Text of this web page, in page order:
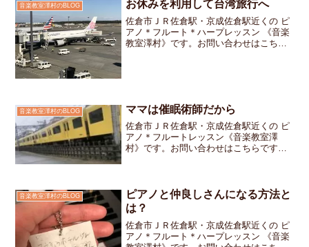
音楽教室澤村のBLOG お休みを利用して台湾旅行へ
佐倉市ＪＲ佐倉駅・京成佐倉駅近くの ピ
アノ＊フルート＊ハープレッスン 《音楽
教室澤村》です。お問い合わせはこちら
音楽教室澤村のBLOG ママは催眠術師だから
佐倉市ＪＲ佐倉駅・京成佐倉駅近くの ピ
アノ＊フルートレッスン《音楽教室澤
村》です。お問い合わせはこちらです先
風景を眺めているとママが...
音楽教室澤村のBLOG
ピアノと仲良しさんになる方法と
は？
佐倉市ＪＲ佐倉駅・京成佐倉駅近くの ピ
アノ＊フルート＊ハープレッスン 《音楽